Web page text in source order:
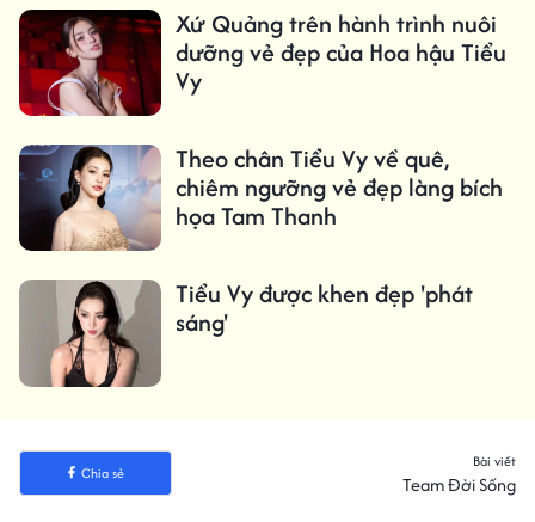
Xứ Quảng trên hành trình nuôi
dưỡng vẻ đẹp của Hoa hậu Tiểu
Vy
Theo chân Tiểu Vy về quê,
chiêm ngưỡng vẻ đẹp làng bích
họa Tam Thanh
Tiểu Vy được khen đẹp 'phát
sáng'
Chia sẻ
Bài viết
Team Đời Sống